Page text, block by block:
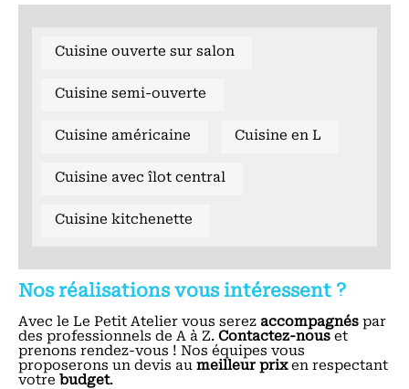
Cuisine ouverte sur salon
Cuisine semi-ouverte
Cuisine américaine Cuisine en L
Cuisine avec îlot central
Cuisine kitchenette
Nos réalisations vous intéressent ?
Avec le Le Petit Atelier vous serez accompagnés par
des professionnels de A à Z. Contactez-nous et
prenons rendez-vous ! Nos équipes vous
proposerons un devis au meilleur prixen respectant
votre budget.